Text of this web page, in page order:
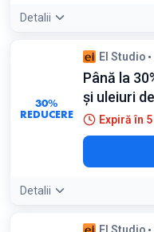
Detalii
30%
REDUCERE
El Studio
Până la
și uleiuri
Expiră în
Detalii